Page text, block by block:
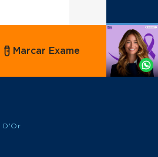
Agende
Whatsapp
Marcar Exame
D'Or